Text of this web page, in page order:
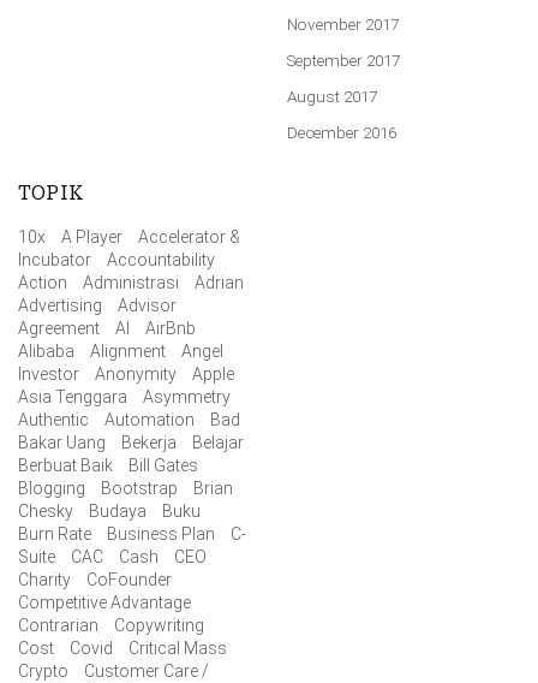
November 2017
September 2017
August 2017
December 2016
TOPIK
10x A Player
Accelerator &
Incubator
Accountability
Action
Administrasi
Adrian
Advertising
Advisor
Agreement
AI
AirBnb
Alibaba
Alignment
Angel
Investor
Anonymity
Apple
Asia Tenggara
Asymmetry
Authentic
Automation
Bad
Bakar Uang
Bekerja
Belajar
Berbuat Baik
Bill Gates
Blogging
Bootstrap
Brian
Chesky
Budaya
Buku
Burn Rate
Business Plan
C-
Suite
CAC Cash
CEO
Charity
CoFounder
Competitive Advantage
Contrarian
Copywriting
Cost
Covid
Critical Mass
Crypto
Customer Care /